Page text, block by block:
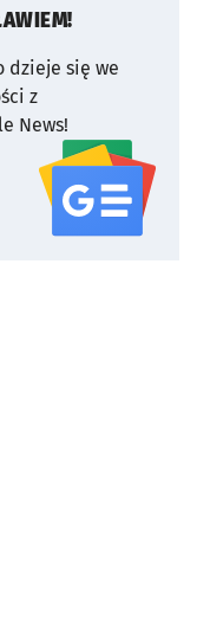
dzieje się we
z
News!
serwisu